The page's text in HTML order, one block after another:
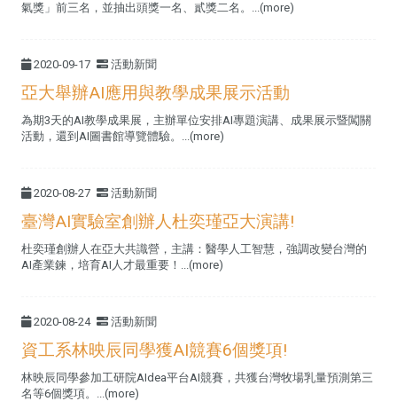
氣獎」前三名，並抽出頭獎一名、貳獎二名。...(more)
2020-09-17 活動新聞
亞大舉辦AI應用與教學成果展示活動
為期3天的AI教學成果展，主辦單位安排AI專題演講、成果展示暨闖關
活動，還到AI圖書館導覽體驗。...(more)
2020-08-27 活動新聞
臺灣AI實驗室創辦人杜奕瑾亞大演講!
杜奕瑾創辦人在亞大共識營，主講：醫學人工智慧，強調改變台灣的
AI產業鍊，培育AI人才最重要！...(more)
2020-08-24 活動新聞
資工系林映辰同學獲AI競賽6個獎項!
林映辰同學參加工研院AIdea平台AI競賽，共獲台灣牧場乳量預測第三
名等6個獎項。...(more)